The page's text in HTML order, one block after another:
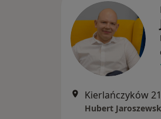
Kierlańczyków